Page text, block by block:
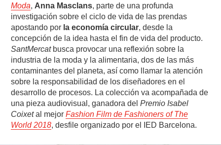
Moda, Anna Masclans, parte de una profunda
investigación sobre el ciclo de vida de las prendas
apostando por la economía circular, desde la
concepción de la idea hasta el fin de vida del producto.
SantMercatbusca provocar una reflexión sobre la
industria de la moda y la alimentaria, dos de las más
contaminantes del planeta, así como llamar la atención
sobre la responsabilidad de los diseñadores en el
desarrollo de procesos. La colección va acompañada de
una pieza audiovisual, ganadora delPremio Isabel
Coixetal mejorFashion Film de Fashioners of The
World 2018, desfile organizado por el IED Barcelona.